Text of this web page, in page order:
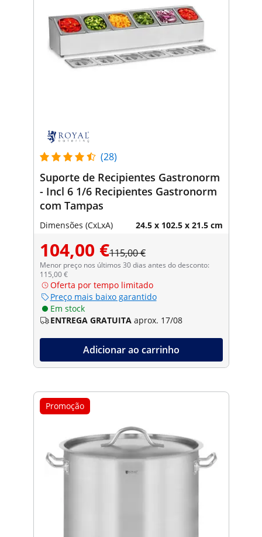
(28)
Suporte de Recipientes Gastronorm
- Incl 6 1/6 Recipientes Gastronorm
com Tampas
Dimensões (CxLxA) 24.5 x 102.5 x 21.5 cm
104,00 €115,00 €
Menor preço nos últimos 30 dias antes do desconto:
115,00 €
Oferta por tempo limitado
Preço mais baixo garantido
Em stock
ENTREGA GRATUITA aprox. 17/08
Adicionar ao carrinho
Promoção